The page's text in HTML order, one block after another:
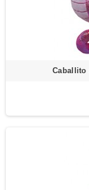
Caballito